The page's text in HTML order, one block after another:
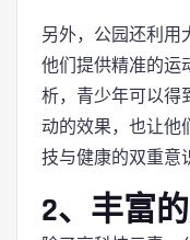
另外，公园还利用
他们提供精准的运
析，青少年可以得
动的效果，也让他
技与健康的双重意
2、丰富